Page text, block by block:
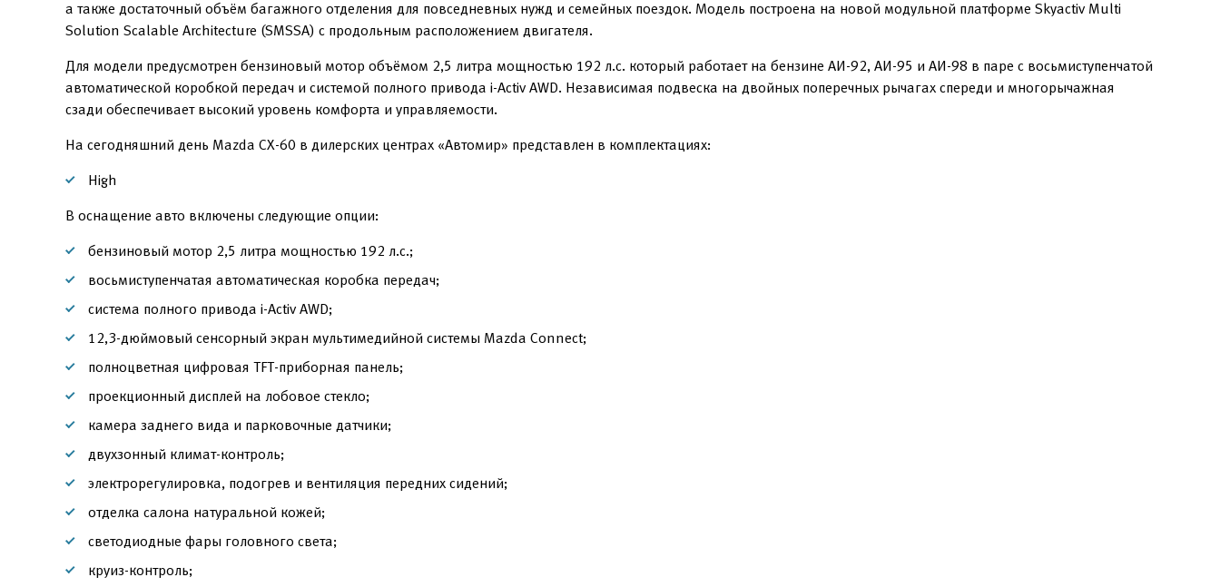
а также достаточный объём багажного отделения для повседневных нужд и семейных поездок. Модель построена на новой модульной платформе Skyactiv Multi
Solution Scalable Architecture (SMSSA) с продольным расположением двигателя.
Для модели предусмотрен бензиновый мотор объёмом 2,5 литра мощностью 192 л.с. который работает на бензине АИ-92, АИ-95 и АИ-98 в паре с восьмиступенчатой
автоматической коробкой передач и системой полного привода i-Activ AWD. Независимая подвеска на двойных поперечных рычагах спереди и многорычажная
сзади обеспечивает высокий уровень комфорта и управляемости.
На сегодняшний день Mazda CX-60 в дилерских центрах «Автомир» представлен в комплектациях:
High
В оснащение авто включены следующие опции:
бензиновый мотор 2,5 литра мощностью 192 л.с.;
восьмиступенчатая автоматическая коробка передач;
система полного привода i-Activ AWD;
12,3-дюймовый сенсорный экран мультимедийной системы Mazda Connect;
полноцветная цифровая TFT-приборная панель;
проекционный дисплей на лобовое стекло;
камера заднего вида и парковочные датчики;
двухзонный климат-контроль;
электрорегулировка, подогрев и вентиляция передних сидений;
отделка салона натуральной кожей;
светодиодные фары головного света;
круиз-контроль;